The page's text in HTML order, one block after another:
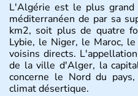
L'Algérie est le plus
méditerranéen de par sa
km2, soit plus de quatre
Lybie, le Niger, le Maroc,
voisins directs.
de la ville d'Alger, la
concerne le Nord du
climat désertique.